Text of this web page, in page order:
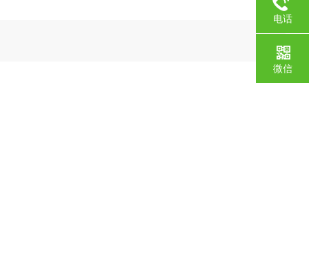
电话
微信